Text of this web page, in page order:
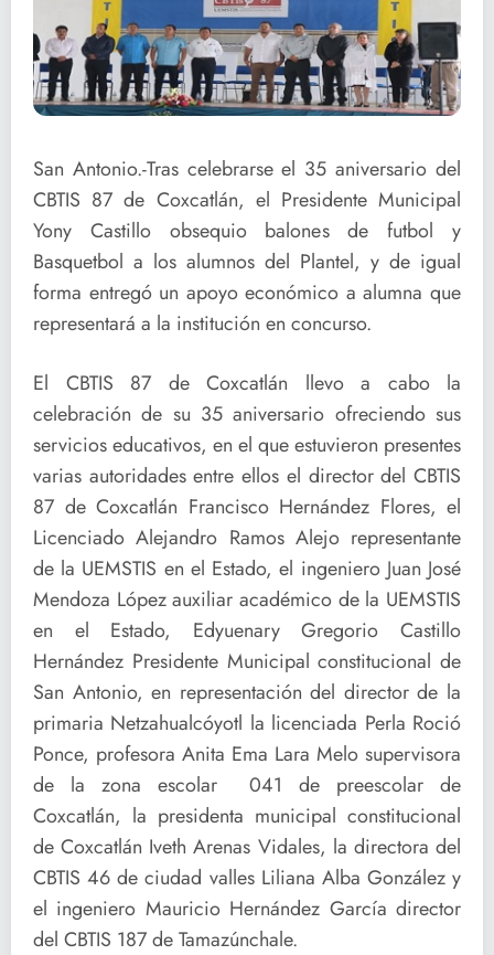
San Antonio.-Tras celebrarse el 35 aniversario del
CBTIS 87 de Coxcatlán, el Presidente Municipal
Yony Castillo obsequio balones de futbol y
Basquetbol a los alumnos del Plantel, y de igual
forma entregó un apoyo económico a alumna que
representará a la institución en concurso.
El CBTIS 87 de Coxcatlán llevo a cabo la
celebración de su 35 aniversario ofreciendo sus
servicios educativos, en el que estuvieron presentes
varias autoridades entre ellos el director del CBTIS
87 de Coxcatlán Francisco Hernández Flores, el
Licenciado Alejandro Ramos Alejo representante
de la UEMSTIS en el Estado, el ingeniero Juan José
Mendoza López auxiliar académico de la UEMSTIS
en el Estado, Edyuenary Gregorio Castillo
Hernández Presidente Municipal constitucional de
San Antonio, en representación del director de la
primaria Netzahualcóyotl la licenciada Perla Roció
Ponce, profesora Anita Ema Lara Melo supervisora
de la zona escolar 041 de preescolar de
Coxcatlán, la presidenta municipal constitucional
de Coxcatlán Iveth Arenas Vidales, la directora del
CBTIS 46 de ciudad valles Liliana Alba González y
el ingeniero Mauricio Hernández García director
del CBTIS 187 de Tamazúnchale.